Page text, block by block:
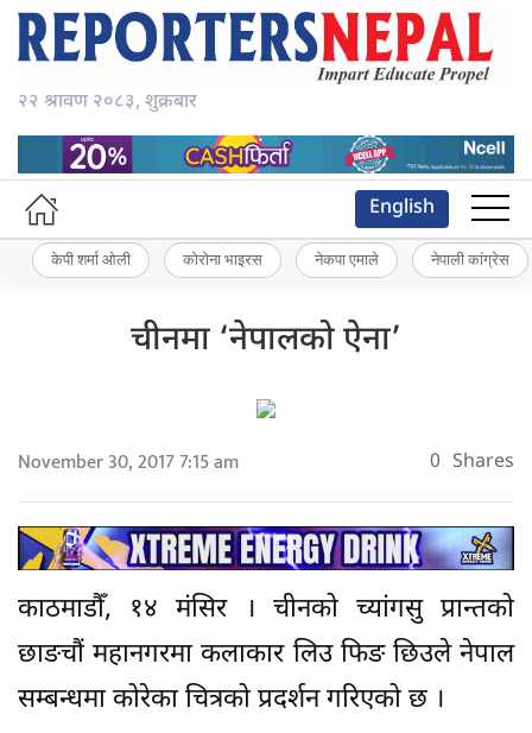
२२ श्रावण २०८३, शुक्रबार
English
केपी शर्मा ओली कोरोना भाइरस नेकपा एमाले नेपाली कांग्रेस
चीनमा ‘नेपालको ऐना’
November 30, 2017 7:15 am 0 Shares
काठमाडौँ, १४ मंसिर । चीनको च्यांगसु प्रान्तको
छाङचौं महानगरमा कलाकार लिउ फिङ छिउले नेपाल
सम्बन्धमा कोरेका चित्रको प्रदर्शन गरिएको छ ।